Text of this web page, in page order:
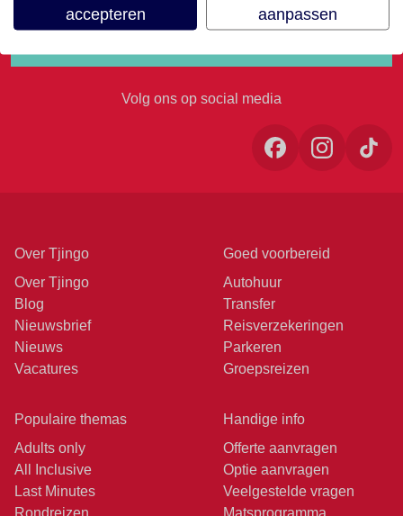
Volg ons op social media
Over Tjingo
Over Tjingo
Blog
Nieuwsbrief
Nieuws
Vacatures
Goed voorbereid
Autohuur
Transfer
Reisverzekeringen
Parkeren
Groepsreizen
Populaire themas
Adults only
All Inclusive
Last Minutes
Rondreizen
Handige info
Offerte aanvragen
Optie aanvragen
Veelgestelde vragen
Matsprogramma
accepteren
aanpassen